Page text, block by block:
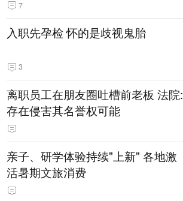
7
入职先孕检 怀的是歧视鬼胎
3
离职员工在朋友圈吐槽前老板 法院:
存在侵害其名誉权可能
亲子、研学体验持续"上新" 各地激
活暑期文旅消费